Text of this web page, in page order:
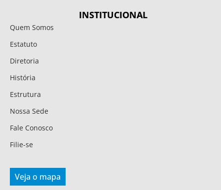
INSTITUCIONAL
Quem Somos
Estatuto
Diretoria
História
Estrutura
Nossa Sede
Fale Conosco
Filie-se
Veja o mapa